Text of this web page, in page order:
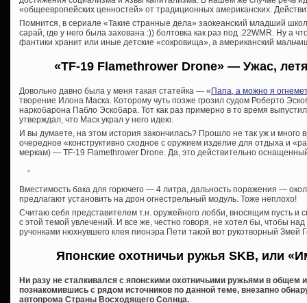
«общеевропейских ценностей» от традиционных американских.
Помнится, в сериале «Такие странные дела» заокеанский младший
сарай, где у него была захована :)) болтовка как раз под .22WMR. Ну а
фантики хранит или иные детские «сокровища», а американский
«TF-19 Flamethrower Drone» — Ужас,
Довольно давно была у меня такая статейка — « Папа, а можно я
творение Илона Маска. Которому чуть позже грозил судом Роберто
наркобарона Пабло Эскобара. Тот как раз примерно в то время
утверждал, что Маск украл у него идею.
И вы думаете, на этом история закончилась? Прошло не так уж и много
очередное «конструктивно сходное с оружием изделие для отдыха и
меркам) — TF-19 Flamethrower Drone. Да, это действительно
Вместимость бака для горючего — 4 литра, дальность поражения —
предлагают установить на дрон огнестрельный модуль. Тоже неплохо!
Считаю себя представителем т.н. оружейного лобби, вносящим пусть и
с этой темой увлечений. И все же, честно говоря, не хотел бы, чтобы
ручонками нюхнувшего клея пионэра Пети такой вот рукотворный Змей
Японские охотничьи ружья SKB, или
Ни разу не сталкивался с японскими охотничьими ружьями в общем
познакомившись с рядом источников по данной теме, внезапно
автопрома Страны Восходящего Солнца.